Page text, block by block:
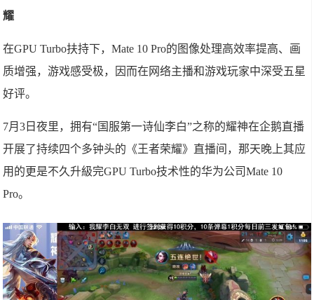
耀
在GPU Turbo扶持下，Mate 10 Pro的图像处理高效率提高、画
质增强，游戏感受极，因而在网络主播和游戏玩家中深受五星
好评。
7月3日夜里，拥有“国服第一诗仙李白”之称的耀神在企鹅直播
开展了持续四个多钟头的《王者荣耀》直播间，那天晚上其应
用的更是不久升級完GPU Turbo技术性的华为公司Mate 10
Pro。